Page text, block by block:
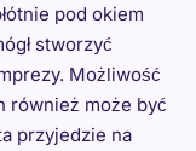
pod okiem
stworzyć
Możliwość
również może być
przyjedzie na